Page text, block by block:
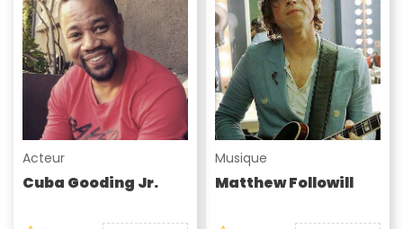
Acteur
Cuba Gooding Jr.
Musique
Matthew Followill